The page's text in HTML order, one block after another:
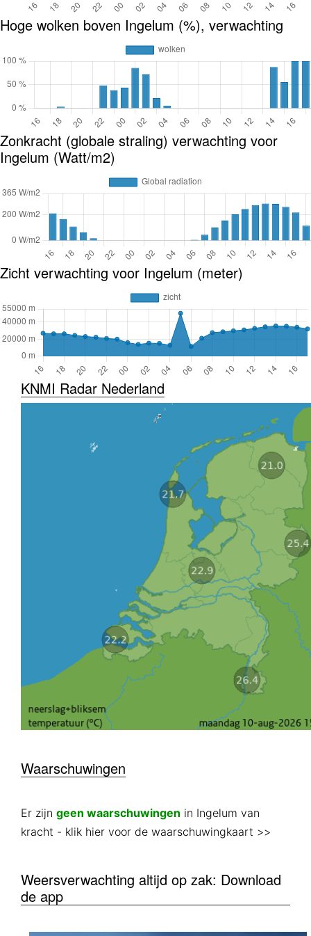
Hoge wolken boven Ingelum (%), verwachting
Zonkracht (globale straling) verwachting voor
Ingelum (Watt/m2)
Zicht verwachting voor Ingelum (meter)
KNMI Radar Nederland
Waarschuwingen
Er zijn geen waarschuwingen in Ingelum van
kracht - klik hier voor de waarschuwingkaart >>
Weersverwachting altijd op zak: Download
de app